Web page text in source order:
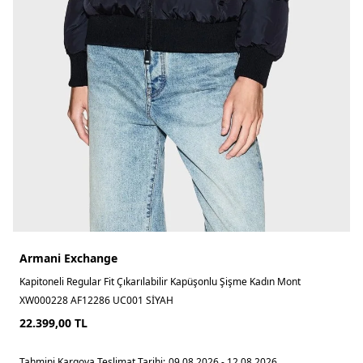
Armani Exchange
Kapitoneli Regular Fit Çıkarılabilir Kapüşonlu Şişme Kadın Mont
XW000228 AF12286 UC001 SİYAH
22.399,00 TL